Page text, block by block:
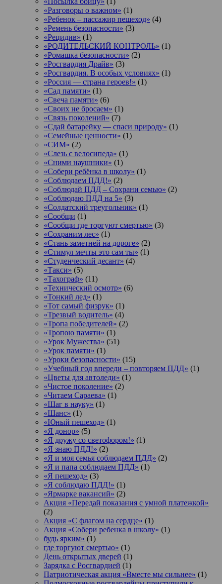
«Разговоры о важном» (1)
«Ребенок – пассажир пешеход» (4)
«Ремень безопасности» (3)
«Рецидив» (1)
«РОДИТЕЛЬСКИЙ КОНТРОЛЬ» (1)
«Ромашка безопасности» (2)
«Росгвардия Драйв» (3)
«Росгвардия. В особых условиях» (1)
«Россия — страна героев!» (1)
«Сад памяти» (1)
«Свеча памяти» (6)
«Своих не бросаем» (1)
«Связь поколений» (7)
«Сдай батарейку — спаси природу» (1)
«Семейные ценности» (1)
«СИМ» (2)
«Слезь с велосипеда» (1)
«Сними наушники» (1)
«Собери ребёнка в школу» (1)
«Соблюдаем ПДД!» (2)
«Соблюдай ПДД – Сохрани семью» (2)
«Соблюдаю ПДД на 5» (3)
«Солдатский треугольник» (1)
«Сообщи (1)
«Сообщи где торгуют смертью» (3)
«Сохраним лес» (1)
«Стань заметней на дороге» (2)
«Стимул мечты это сам ты» (1)
«Студенческий десант» (4)
«Такси» (5)
«Тахограф» (11)
«Технический осмотр» (6)
«Тонкий лед» (1)
«Тот самый физрук» (1)
«Трезвый водитель» (4)
«Тропа победителей» (2)
«Тропою памяти» (1)
«Урок Мужества» (51)
«Урок памяти» (1)
«Уроки безопасности» (15)
«Учебный год впереди – повторяем ПДД» (1)
«Цветы для автоледи» (1)
«Чистое поколение» (2)
«Читаем Сараева» (1)
«Шаг в науку» (1)
«Шанс» (1)
«Юный пешеход» (1)
«Я донор» (5)
«Я дружу со светофором!» (1)
«Я знаю ПДД!» (2)
«Я и моя семья соблюдаем ПДД» (2)
«Я и папа соблюдаем ПДД» (1)
«Я пешеход» (3)
«Я соблюдаю ПДД!» (1)
«Ярмарке вакансий» (2)
Акция «Передай показания с умной платежкой»
(2)
Акция «С флагом на сердце» (1)
Акция «Собери ребенка в школу» (1)
будь ярким» (1)
где торгуют смертью» (1)
День открытых дверей (1)
Зарядка с Росгвардией (1)
Патриотическая акция «Вместе мы сильнее» (1)